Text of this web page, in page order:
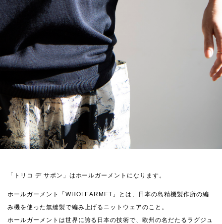
「トリコ デ サボン」はホールガーメントになります。
ホールガーメント「WHOLEARMET」とは、日本の島精機製作所の編
み機を使った無縫製で編み上げるニットウェアのこと。
ホールガーメントは世界に誇る日本の技術で、欧州の名だたるラグジュ